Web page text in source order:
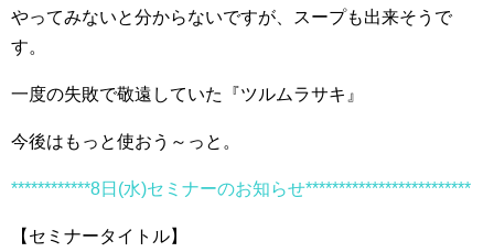
やってみないと分からないですが、スープも出来そうで
す。
一度の失敗で敬遠していた『ツルムラサキ』
今後はもっと使おう～っと。
************8日(水)セミナーのお知らせ*************************
【セミナータイトル】